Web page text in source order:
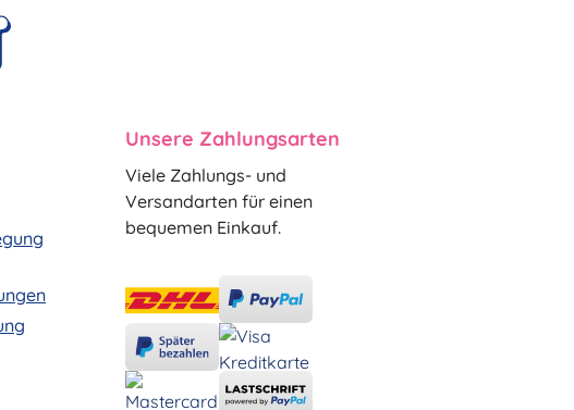
Unsere Zahlungsarten
Viele Zahlungs- und
Versandarten für einen
bequemen Einkauf.